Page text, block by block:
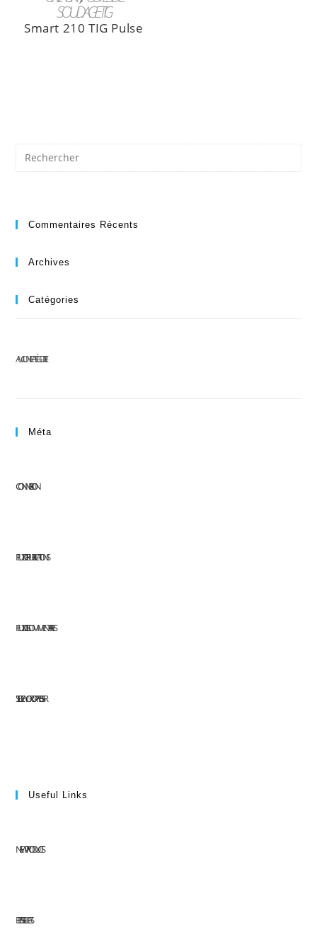
SOUDAGE TIG
Smart 210 TIG Pulse
Commentaires Récents
Archives
Catégories
AUCUNE CATÉGORIE
Méta
CONNEXION
FLUX DES PUBLICATIONS
FLUX DES COMMENTAIRES
SITE DE WORDPRESS-FR
Useful Links
NEW PRODUCTS
BEST SELLERS